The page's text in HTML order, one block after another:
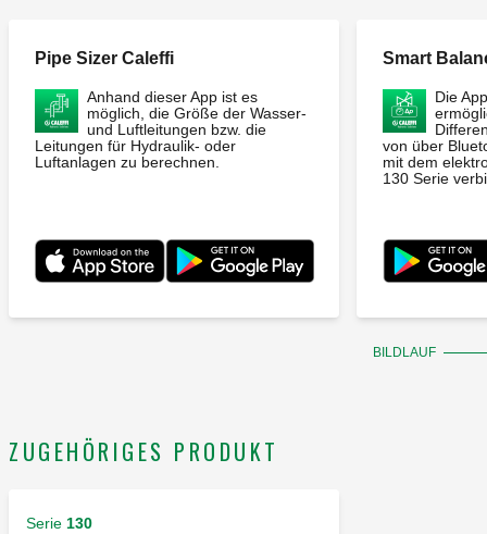
Pipe Sizer Caleffi
Anhand dieser App ist es
möglich, die Größe der Wasser-
und Luftleitungen bzw. die
Leitungen für Hydraulik- oder
Luftanlagen zu berechnen.
Smart
Die
von über
mit dem
130 Serie
BILDLAUF
ZUGEHÖRIGES PRODUKT
Serie 130